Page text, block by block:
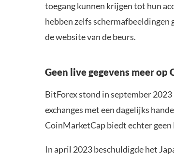
toegang kunnen krijgen tot hun
hebben zelfs schermafbeeldingen
de website van de beurs.
Geen live gegevens meer op
BitForex stond in september
exchanges met een dagelijks
CoinMarketCap biedt echter geen
In april 2023 beschuldigde het